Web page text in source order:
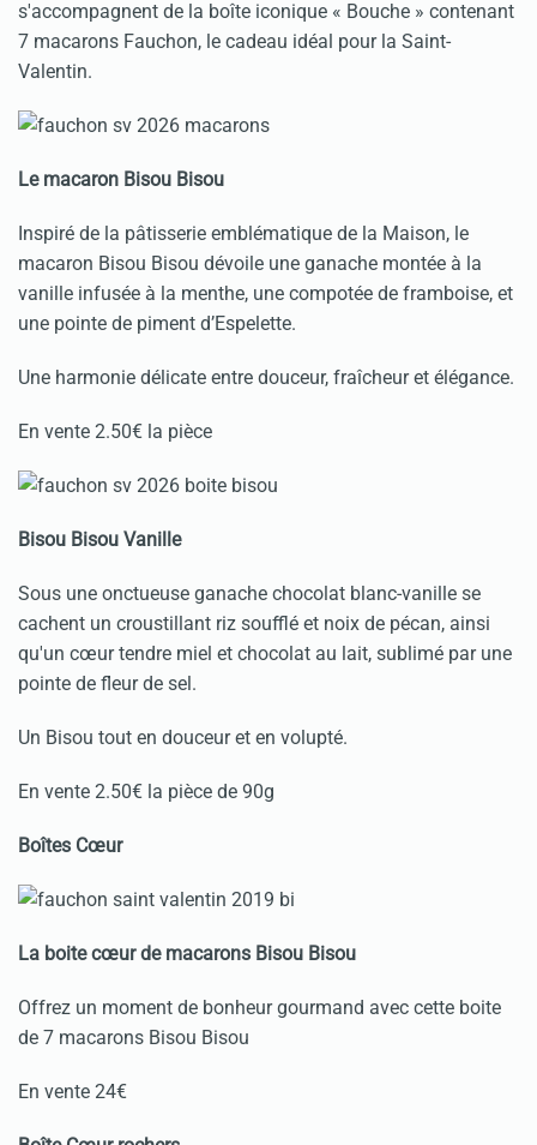
s'accompagnent de la boîte iconique « Bouche » contenant
7 macarons Fauchon, le cadeau idéal pour la Saint-
Valentin.
Le macaron Bisou Bisou
Inspiré de la pâtisserie emblématique de la Maison, le
macaron Bisou Bisou dévoile une ganache montée à la
vanille infusée à la menthe, une compotée de framboise, et
une pointe de piment d’Espelette.
Une harmonie délicate entre douceur, fraîcheur et élégance.
En vente 2.50€ la pièce
Bisou Bisou Vanille
Sous une onctueuse ganache chocolat blanc-vanille se
cachent un croustillant riz soufflé et noix de pécan, ainsi
qu'un cœur tendre miel et chocolat au lait, sublimé par une
pointe de fleur de sel.
Un Bisou tout en douceur et en volupté.
En vente 2.50€ la pièce de 90g
Boîtes Cœur
La boite cœur de macarons Bisou Bisou
Offrez un moment de bonheur gourmand avec cette boite
de 7 macarons Bisou Bisou
En vente 24€